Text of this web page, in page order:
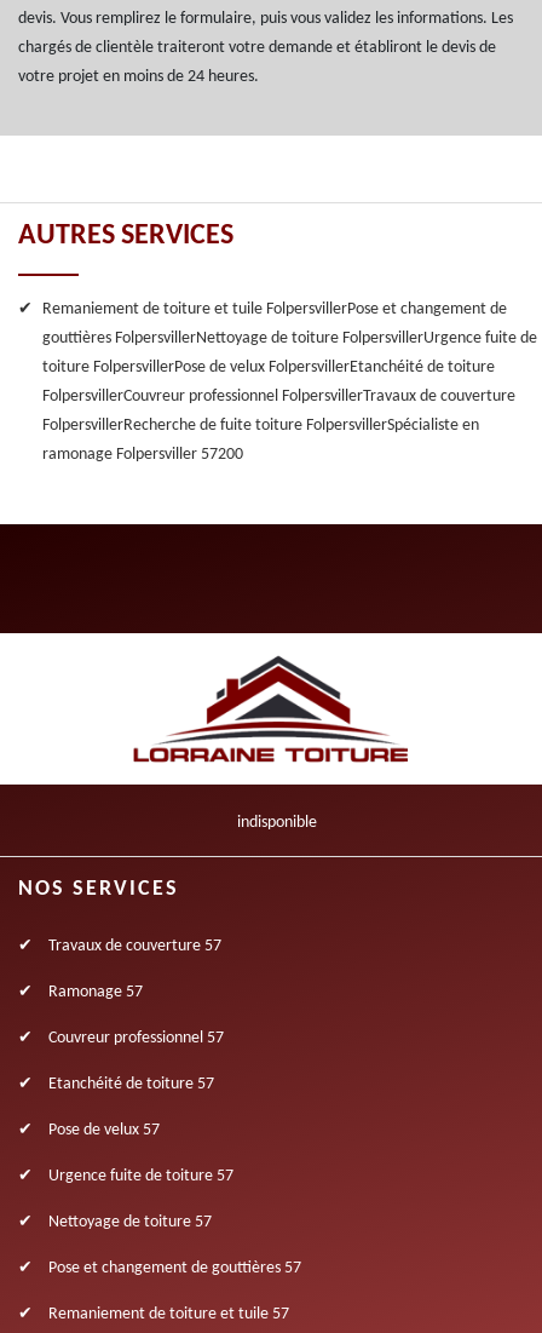
devis. Vous remplirez le formulaire, puis vous validez les informations. Les
chargés de clientèle traiteront votre demande et établiront le devis de
votre projet en moins de 24 heures.
AUTRES SERVICES
Remaniement de toiture et tuile FolpersvillerPose et changement de
gouttières FolpersvillerNettoyage de toiture FolpersvillerUrgence fuite de
toiture FolpersvillerPose de velux FolpersvillerEtanchéité de toiture
FolpersvillerCouvreur professionnel FolpersvillerTravaux de couverture
FolpersvillerRecherche de fuite toiture FolpersvillerSpécialiste en
ramonage Folpersviller 57200
indisponible
NOS SERVICES
Travaux de couverture 57
Ramonage 57
Couvreur professionnel 57
Etanchéité de toiture 57
Pose de velux 57
Urgence fuite de toiture 57
Nettoyage de toiture 57
Pose et changement de gouttières 57
Remaniement de toiture et tuile 57